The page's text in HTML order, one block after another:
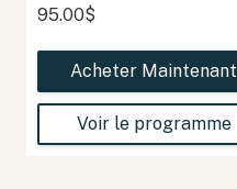
95.00$
Acheter Maintenant
Voir le programme